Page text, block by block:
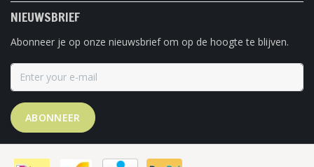
NIEUWSBRIEF
Abonneer je op onze nieuwsbrief om op de hoogte te blijven.
ABONNEER